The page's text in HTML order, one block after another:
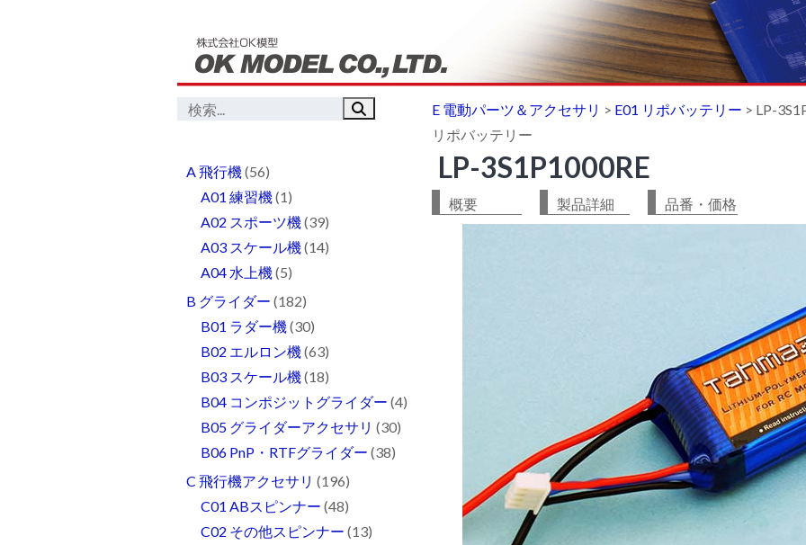
E 電動パーツ＆アクセサリ > E01 リポバッテリー > LP-
リポバッテリー
LP-3S1P1000RE
概要 製品詳細 品番・価格
A 飛行機(56)
A01 練習機(1)
A02 スポーツ機(39)
A03 スケール機(14)
A04 水上機(5)
B グライダー (182)
B01 ラダー機(30)
B02 エルロン機(63)
B03 スケール機(18)
B04 コンポジットグライダー (4)
B05 グライダーアクセサリ (30)
B06 PnP・RTFグライダー (38)
C 飛行機アクセサリ (196)
C01 ABスピンナー (48)
C02 その他スピンナー (13)